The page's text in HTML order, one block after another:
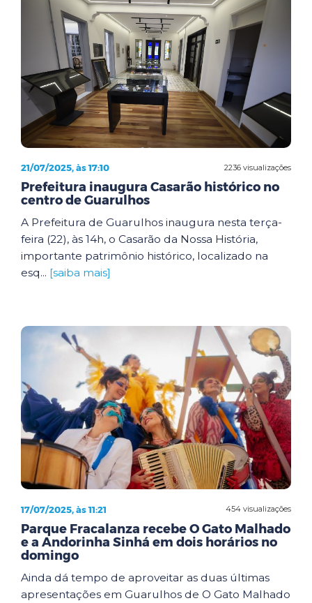
2236 visualizações
21/07/2025, às 17:10
Prefeitura inaugura Casarão histórico no
centro de Guarulhos
A Prefeitura de Guarulhos inaugura nesta terça-
feira (22), às 14h, o Casarão da Nossa História,
importante patrimônio histórico, localizado na
esq... [saiba mais]
454 visualizações
17/07/2025, às 11:21
Parque Fracalanza recebe O Gato Malhado
e a Andorinha Sinhá em dois horários no
domingo
Ainda dá tempo de aproveitar as duas últimas
apresentações em Guarulhos de O Gato Malhado